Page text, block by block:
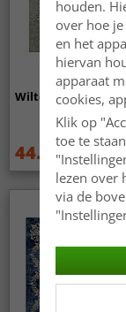
Wilton - Mateur
44.99 € 59.99 €
houden.
over hoe
en het
hiervan
apparaat
cookies,
Klik op
toe te
lezen over
via de